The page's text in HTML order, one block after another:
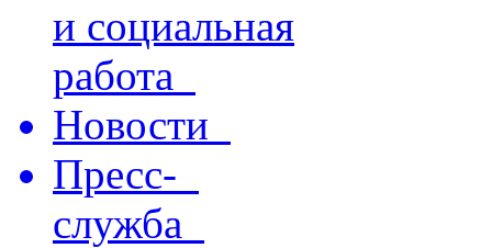
и социальная
работа
Новости
Пресс-
служба